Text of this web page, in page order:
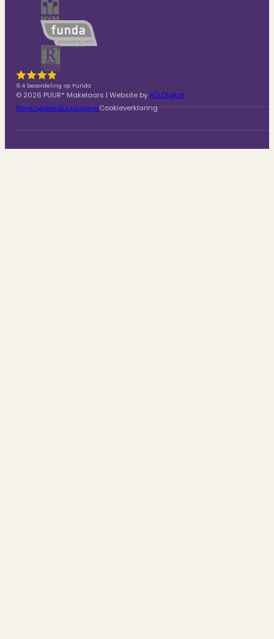
9.4 beoordeling op Funda
© 2026 PUUR* Makelaars | Website byAQ Digital
PrivacybeleidDisclaimerCookieverklaring